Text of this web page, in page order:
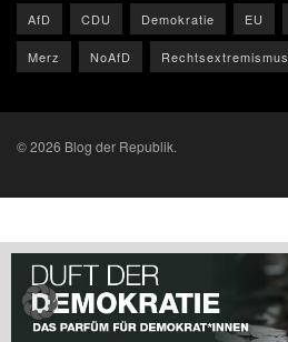
AfD CDU Demokratie EU
Merz NoAfD Rechtsextremismus
© 2026 Blog der Republik.